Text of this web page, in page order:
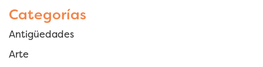
Categorías
Antigüedades
Arte